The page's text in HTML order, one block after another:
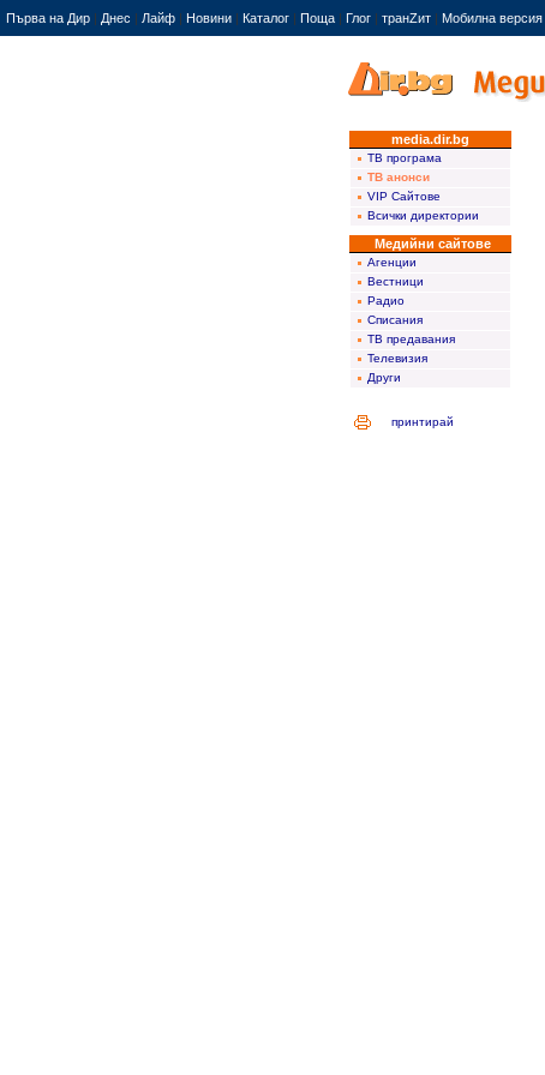
Първа на Дир | Днес | Лайф | Новини | Каталог | Поща | Глог | транZит | Мобилна версия
media.dir.bg
ТВ програма
ТВ анонси
VIP Сайтове
Всички директории
Медийни сайтове
Агенции
Вестници
Радио
Списания
ТВ предавания
Телевизия
Други
принтирай